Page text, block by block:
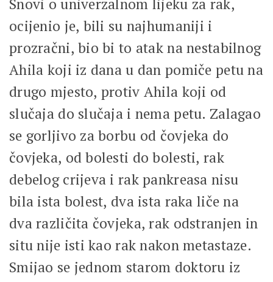
ocijenio je, bili su najhumaniji i
prozračni, bio bi to atak na nestabilnog
Ahila koji iz dana u dan pomiče petu na
drugo mjesto, protiv Ahila koji od
slučaja do slučaja i nema petu. Zalagao
se gorljivo za borbu od čovjeka do
čovjeka, od bolesti do bolesti, rak
debelog crijeva i rak pankreasa nisu
bila ista bolest, dva ista raka liče na
dva različita čovjeka, rak odstranjen in
situ nije isti kao rak nakon metastaze.
Smijao se jednom starom doktoru iz